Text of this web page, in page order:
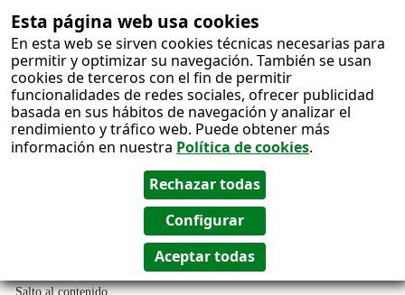
Esta página web usa cookies
En esta web se sirven cookies técnicas necesarias para
permitir y optimizar su navegación. También se usan
cookies de terceros con el fin de permitir
funcionalidades de redes sociales, ofrecer publicidad
basada en sus hábitos de navegación y analizar el
rendimiento y tráfico web. Puede obtener más
información en nuestra Política de cookies.
Salto al contenido